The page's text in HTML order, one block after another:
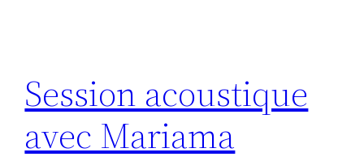
Session acoustique
avec Mariama